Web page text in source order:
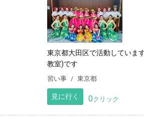
東京都大田区で活動していま
教室)です
習い事 東京都
見に行く 0クリック